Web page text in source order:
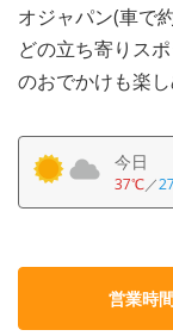
オジャパン(車で
どの立ち寄りス
のおでかけも楽し
今日
37℃／
営業時